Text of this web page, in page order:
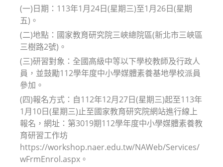
(一)日期：113年1月24日(星期三)至1月26日(星期
五)。
(二)地點：國家教育研究院三峽總院區(新北市三峽區
三樹路2號)。
(三)研習對象：全國高級中等以下學校教師及行政人
員，並鼓勵112學年度中小學媒體素養基地學校派員
參加。
(四)報名方式：自112年12月27日(星期三)起至113年
1月10日(星期三)止至國家教育研究院網站進行線上
報名，網址：第3019期112學年度中小學媒體素養教
育研習工作坊
https://workshop.naer.edu.tw/NAWeb/Services/
wFrmEnrol.aspx。